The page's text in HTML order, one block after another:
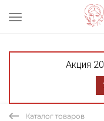
Акция
Каталог товаров